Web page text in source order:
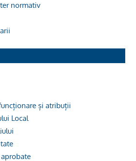
normativ
și atribuții
Local